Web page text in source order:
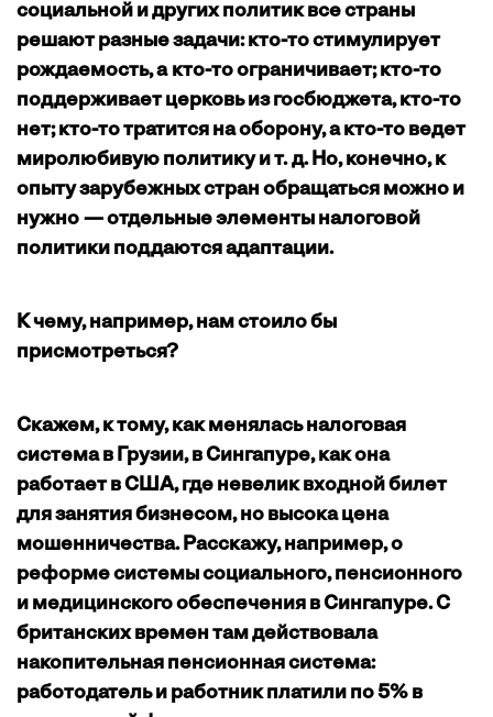
социальной и других политик все страны
решают разные задачи: кто-то стимулирует
рождаемость, а кто-то ограничивает; кто-то
поддерживает церковь из госбюджета, кто-то
нет; кто-то тратится на оборону, а кто-то ведет
миролюбивую политику и т. д. Но, конечно, к
опыту зарубежных стран обращаться можно и
нужно — отдельные элементы налоговой
политики поддаются адаптации.
К чему, например, нам стоило бы
присмотреться?
Скажем, к тому, как менялась налоговая
система в Грузии, в Сингапуре, как она
работает в США, где невелик входной билет
для занятия бизнесом, но высока цена
мошенничества. Расскажу, например, о
реформе системы социального, пенсионного
и медицинского обеспечения в Сингапуре. С
британских времен там действовала
накопительная пенсионная система:
работодатель и работник платили по 5% в